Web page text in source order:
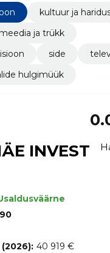
kultuur ja
meedia ja trükk
side
hulgimüük
INVEST
40 919 €